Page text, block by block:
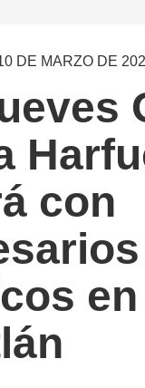
DE MARZO DE
con
en